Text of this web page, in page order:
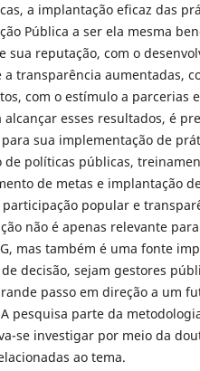
a implantação eficaz das
Pública a ser ela mesma
sua reputação, com o
a transparência aumentadas,
com o estímulo a parcerias
alcançar esses resultados, é
sua implementação de
de políticas públicas,
de metas e implantação
popular e
não é apenas relevante
mas também é uma fonte
decisão, sejam gestores
passo em direção a um
pesquisa parte da
se investigar por meio da
ao tema.